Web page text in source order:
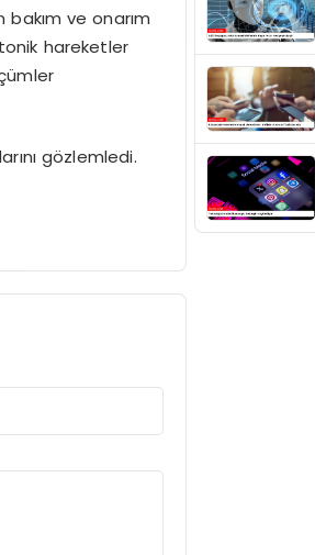
bakım ve onarım
hareketler
gözlemledi.